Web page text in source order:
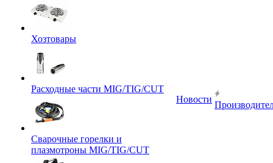
Хозтовары
Расходные части MIG/TIG/CUT
Сварочные горелки и
плазмотроны MIG/TIG/CUT
Новости